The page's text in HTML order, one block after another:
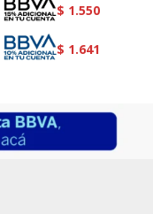
$ 1.550
$ 1.641